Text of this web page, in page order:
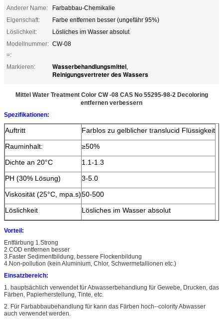
Anderer Name:
Farbabbau-Chemikalie
Eigenschaft:
Farbe entfernen besser (ungefähr 95%)
Löslichkeit:
Lösliches im Wasser absolut
Modellnummer:
=:
CW-08
Markieren: Wasserbehandlungsmittel,
Reinigungsvertreter des Wassers
Mittel Water Treatment Color CW -08 CAS No 55295-98-2 Decoloring
entfernen verbessern
Spezifikationen:
Auftritt
Farblos zu gelblicher translucid Flüssigkeit
Rauminhalt:
≥50%
Dichte an 20°C
1.1-1.3
PH (30% Lösung)
3-5.0
Viskosität (25°C, mpa.s)50-500
Löslichkeit
Lösliches im Wasser absolut
Vorteil:
Entfärbung 1.Strong
2.COD entfernen besser
3.Faster Sedimentbildung, bessere Flockenbildung
4.Non-pollution (kein Aluminium, Chlor, Schwermetallionen etc.)
Einsatzbereich:
1. hauptsächlich verwendet für Abwasserbehandlung für Gewebe, Drucken, das
Färben, Papierherstellung, Tinte, etc.
2. Für Farbabbaubehandlung für kann das Färben hoch--colority Abwasser
auch verwendet werden.